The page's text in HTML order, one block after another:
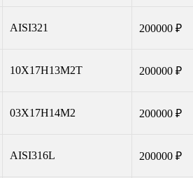
AISI321 200000 ₽
10Х17Н13М2Т 200000 ₽
03Х17Н14М2 200000 ₽
AISI316L 200000 ₽